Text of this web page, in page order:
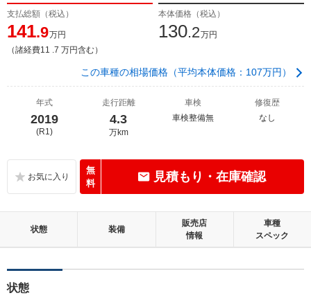
支払総額（税込）
141.9万円
（諸経費11 .7 万円含む）
本体価格（税込）
130.2万円
この車種の相場価格（平均本体価格：107万円）
年式
2019
(R1)
走行距離
4.3
万km
車検
車検整備無
修復歴
なし
無
料
見積もり・在庫確認
状態 装備
販売店
情報
車種
スペック
状態